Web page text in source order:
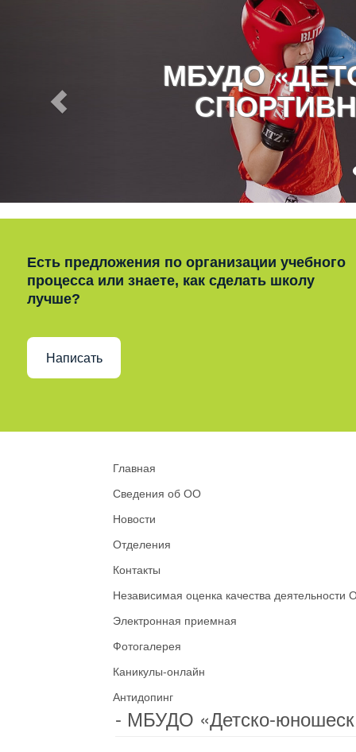
МБУДО
Есть предложения по организации учебного
процесса или знаете, как сделать школу
лучше?
Написать
Главная
Сведения об ОО
Новости
Отделения
Контакты
Независимая оценка качества деятельности
Электронная приемная
Фотогалерея
Каникулы-онлайн
Антидопинг
- МБУДО «Детско-